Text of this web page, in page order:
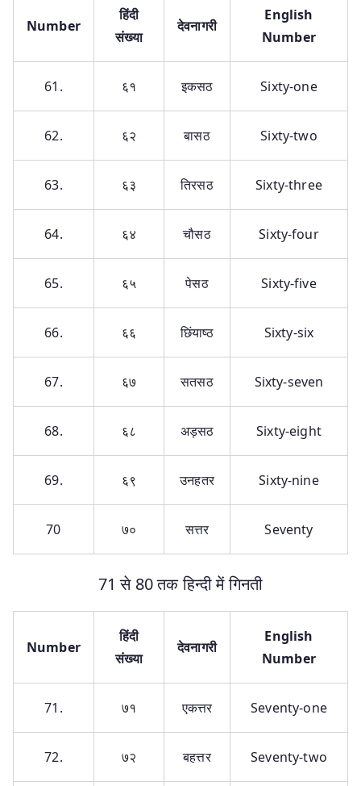
Number
हिंदी
संख्या
देवनागरी
English
Number
61. ६१ इकसठ Sixty-one
62. ६२ बासठ Sixty-two
63. ६३ तिरसठ Sixty-three
64. ६४ चौसठ Sixty-four
65. ६५ पेसठ Sixty-five
66. ६६ छिंयाष्ठ Sixty-six
67. ६७ सतसठ Sixty-seven
68. ६८ अड़सठ Sixty-eight
69. ६९ उनहतर Sixty-nine
70 ७० सत्तर Seventy
71 से 80 तक हिन्दी में गिनती
Number
हिंदी
संख्या
देवनागरी
English
Number
71. ७१ एकत्तर Seventy-one
72. ७२ बहत्तर Seventy-two